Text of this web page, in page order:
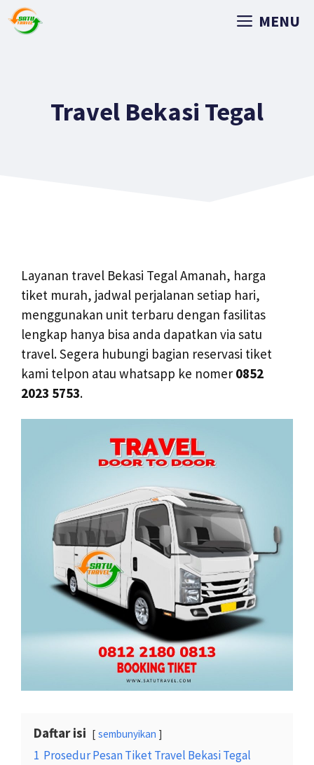
MENU
Travel Bekasi Tegal
Layanan travel Bekasi Tegal Amanah, harga
tiket murah, jadwal perjalanan setiap hari,
menggunakan unit terbaru dengan fasilitas
lengkap hanya bisa anda dapatkan via satu
travel. Segera hubungi bagian reservasi tiket
kami telpon atau whatsapp ke nomer 0852
2023 5753.
Daftar isi sembunyikan
1 Prosedur Pesan Tiket Travel Bekasi Tegal